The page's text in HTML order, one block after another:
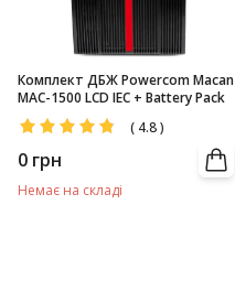
Комплект ДБЖ Powercom Macan
MAC-1500 LCD IEC + Battery Pack
( 4.8)
0 грн
Немає на складі